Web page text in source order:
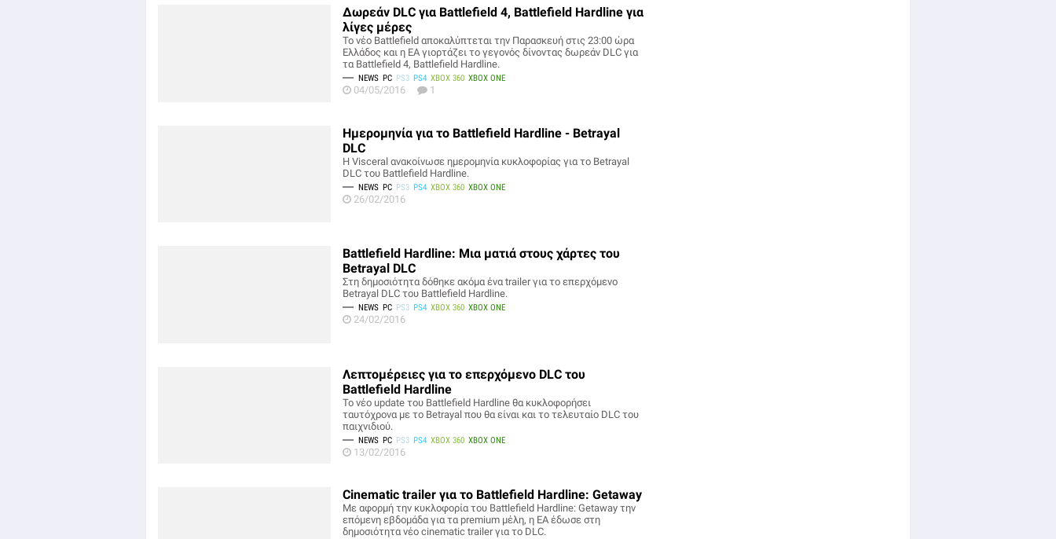
Δωρεάν DLC για Battlefield 4, Battlefield Hardline για
λίγες μέρες
Το νέο Battlefield αποκαλύπτεται την Παρασκευή στις 23:00 ώρα
Ελλάδος και η EA γιορτάζει το γεγονός δίνοντας δωρεάν DLC για
τα Battlefield 4, Battlefield Hardline.
NEWS PC PS3 PS4 XBOX 360 XBOX ONE
04/05/2016 1
Ημερομηνία για το Battlefield Hardline - Betrayal
DLC
Η Visceral ανακοίνωσε ημερομηνία κυκλοφορίας για το Betrayal
DLC του Battlefield Hardline.
NEWS PC PS3 PS4 XBOX 360 XBOX ONE
26/02/2016
Battlefield Hardline: Μια ματιά στους χάρτες του
Betrayal DLC
Στη δημοσιότητα δόθηκε ακόμα ένα trailer για το επερχόμενο
Betrayal DLC του Battlefield Hardline.
NEWS PC PS3 PS4 XBOX 360 XBOX ONE
24/02/2016
Λεπτομέρειες για το επερχόμενο DLC του
Battlefield Hardline
Το νέο update του Battlefield Hardline θα κυκλοφορήσει
ταυτόχρονα με το Betrayal που θα είναι και το τελευταίο DLC του
παιχνιδιού.
NEWS PC PS3 PS4 XBOX 360 XBOX ONE
13/02/2016
Cinematic trailer για το Battlefield Hardline: Getaway
Με αφορμή την κυκλοφορία του Battlefield Hardline: Getaway την
επόμενη εβδομάδα για τα premium μέλη, η EA έδωσε στη
δημοσιότητα νέο cinematic trailer για το DLC.